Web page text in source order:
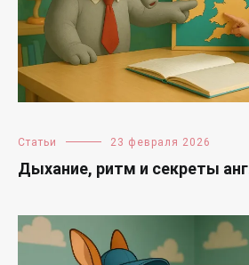
Статьи 23 февраля 2026
Дыхание, ритм и секреты